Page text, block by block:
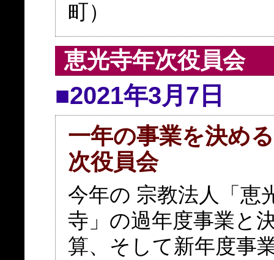
町）
恵光寺年次役員会
■2021年3月7日
一年の事業を決め
次役員会
今年の 宗教法人「恵
寺」の過年度事業と
算、そして新年度事